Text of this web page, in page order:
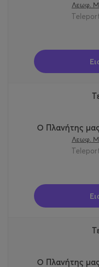
Λεωφ.
Ο Πλανήτης
Λεωφ.
Ο Πλανήτης